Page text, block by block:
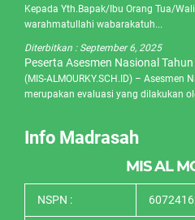
Kepada Yth.Bapak/Ibu Orang Tua/
warahmatullahi wabarakatuh...
Diterbitkan : September 6, 2025
Peserta Asesmen Nasional
(MIS-ALMOURKY.SCH.ID) – Asesmen
merupakan evaluasi yang dilakukan
Info Madrasah
MIS AL
NSPN :